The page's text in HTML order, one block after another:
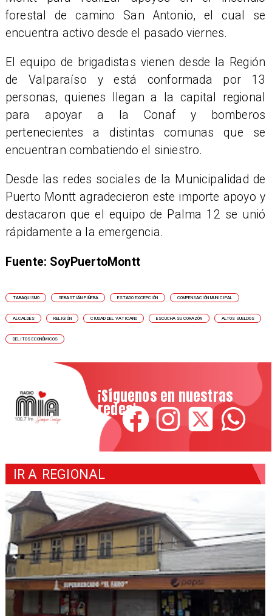
forestal de camino San Antonio, el cual se
encuentra activo desde el pasado viernes.
El equipo de brigadistas vienen desde la Región
de Valparaíso y está conformada por 13
personas, quienes llegan a la capital regional
para apoyar a la Conaf y bomberos
pertenecientes a distintas comunas que se
encuentran combatiendo el siniestro.
Desde las redes sociales de la Municipalidad de
Puerto Montt agradecieron este importe apoyo y
destacaron que el equipo de Palma 12 se unió
rápidamente a la emergencia.
Fuente: SoyPuertoMontt
TABAQUISMO SEBASTIÁN PIÑERA ESTADO EXCEPCIÓN COMPENSACIÓN MUNICIPAL
ALCALDES RELIGIÓN CIUDAD DEL VATICANO ESCUCHA SU CORAZÓN ALTOS SUELDOS
DELITOS ECONÓMICOS
¡Síguenos en nuestras
redes!
IR A REGIONAL